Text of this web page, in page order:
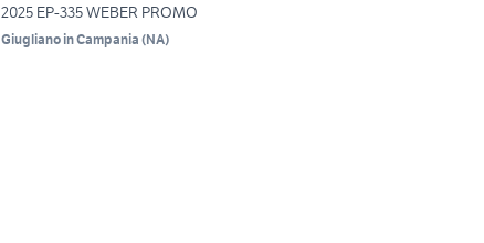
2025 EP-335 WEBER PROMO
Giugliano in Campania (NA)